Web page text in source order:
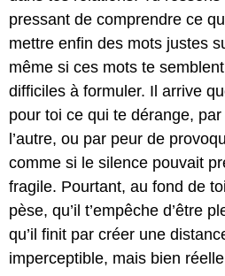
pressant de comprendre ce
mettre enfin des mots justes
même si ces mots te
difficiles à formuler. Il arrive
pour toi ce qui te dérange,
l’autre, ou par peur de
comme si le silence pouvait
fragile. Pourtant, au fond de
pèse, qu’il t’empêche d’être
qu’il finit par créer une
imperceptible, mais bien